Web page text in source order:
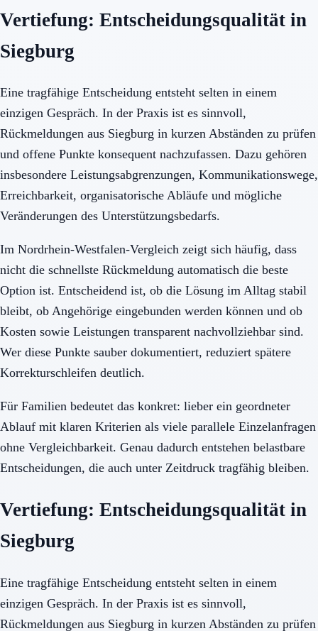
Vertiefung: Entscheidungsqualität in
Siegburg
Eine tragfähige Entscheidung entsteht selten in einem
einzigen Gespräch. In der Praxis ist es sinnvoll,
Rückmeldungen aus Siegburg in kurzen Abständen zu prüfen
und offene Punkte konsequent nachzufassen. Dazu gehören
insbesondere Leistungsabgrenzungen, Kommunikationswege,
Erreichbarkeit, organisatorische Abläufe und mögliche
Veränderungen des Unterstützungsbedarfs.
Im Nordrhein-Westfalen-Vergleich zeigt sich häufig, dass
nicht die schnellste Rückmeldung automatisch die beste
Option ist. Entscheidend ist, ob die Lösung im Alltag stabil
bleibt, ob Angehörige eingebunden werden können und ob
Kosten sowie Leistungen transparent nachvollziehbar sind.
Wer diese Punkte sauber dokumentiert, reduziert spätere
Korrekturschleifen deutlich.
Für Familien bedeutet das konkret: lieber ein geordneter
Ablauf mit klaren Kriterien als viele parallele Einzelanfragen
ohne Vergleichbarkeit. Genau dadurch entstehen belastbare
Entscheidungen, die auch unter Zeitdruck tragfähig bleiben.
Vertiefung: Entscheidungsqualität in
Siegburg
Eine tragfähige Entscheidung entsteht selten in einem
einzigen Gespräch. In der Praxis ist es sinnvoll,
Rückmeldungen aus Siegburg in kurzen Abständen zu prüfen